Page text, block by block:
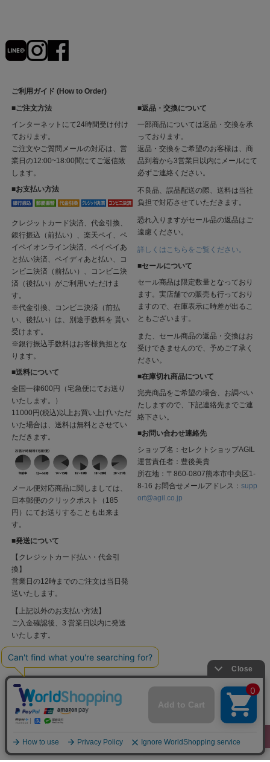
ご利用ガイド (How to Order)
■ご注文方法
インターネットにて24時間受け付け
ております。
ご注文やご質問メールの対応は、営
業日の12:00~18:00間にてご返信致
します。
■お支払い方法
クレジットカード決済、代金引換、
銀行振込（前払い）、楽天ペイ、ペ
イペイオンライン決済、ペイペイあ
と払い決済、ペイディあと払い、コ
ンビニ決済（前払い）、コンビニ決
済（後払い）がご利用いただけま
す。
※代金引換、コンビニ決済（前払
い、後払い）は、別途手数料を 貰い
受けます。
※銀行振込手数料はお客様負担とな
ります。
■送料について
全国一律600円（宅急便にてお送り
いたします。）
11000円(税込)以上お買い上げいただ
いた場合は、送料は無料とさせてい
ただきます。
メール便対応商品に関しましては、
日本郵便のクリックポスト（185
円）にてお送りすることも出来ま
す。
■発送について
【クレジットカード払い・代金引
換】
営業日の12時までのご注文は当日発
送いたします。
【上記以外のお支払い方法】
ご入金確認後、3 営業日以内に発送
いたします。
■返品・交換について
一部商品については返品・交換を承
っております。
返品・交換をご希望のお客様は、商
品到着から3営業日以内にメールにて
必ずご連絡ください。
不良品、誤品配送の際、送料は当社
負担で対応させていただきます。
恐れ入りますがセール品の返品はご
遠慮ください。
詳しくはこちらをご覧ください。
■セールについて
セール商品は限定数量となっており
ます。実店舗での販売も行っており
ますので、在庫表示に時差が出るこ
ともございます。
また、セール商品の返品・交換はお
受けできませんので、予めご了承く
ださい。
■在庫切れ商品について
完売商品をご希望の場合、お調べい
たしますので、下記連絡先までご連
絡下さい。
■お問い合わせ連絡先
ショップ名：セレクトショップAGIL
運営責任者：豊後美貴
所在地：〒860-0807熊本市中央区1-
8-16 お問合せメールアドレス：supp
ort@agil.co.jp